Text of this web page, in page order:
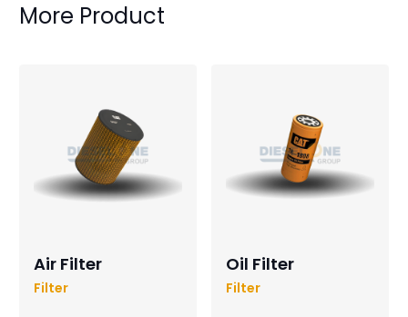
More Product
Air Filter
Filter
Oil Filter
Filter